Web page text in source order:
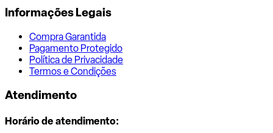
Informações Legais
Compra Garantida
Pagamento Protegido
Política de Privacidade
Termos e Condições
Atendimento
Horário de atendimento: